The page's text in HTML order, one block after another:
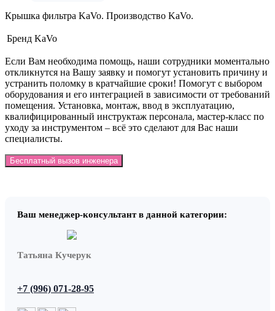
Крышка фильтра KaVo. Производство KaVo.
Бренд KaVo
Если Вам необходима помощь, наши сотрудники моментально
откликнутся на Вашу заявку и помогут установить причину и
устранить поломку в кратчайшие сроки! Помогут с выбором
оборудования и его интеграцией в зависимости от требований
помещения. Установка, монтаж, ввод в эксплуатацию,
квалифицированный инструктаж персонала, мастер-класс по
уходу за инструментом – всё это сделают для Вас наши
специалисты.
Бесплатный вызов инженера
Ваш менеджер-консультант в данной категории:
Татьяна Кучерук
+7 (996) 071-28-95